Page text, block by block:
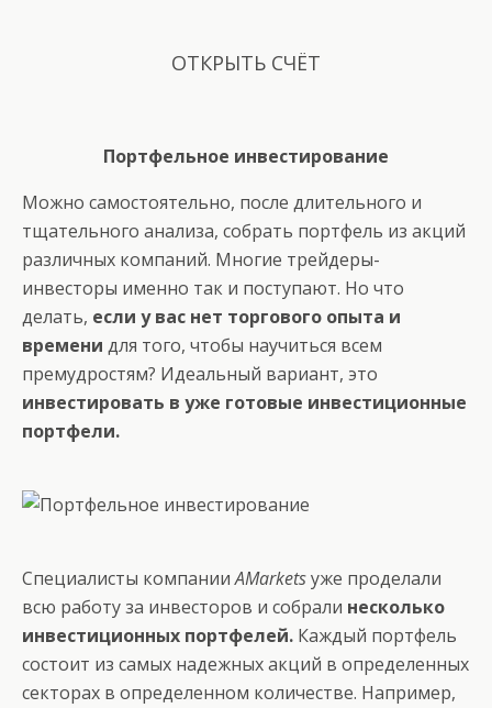
ОТКРЫТЬ СЧЁТ
Портфельное инвестирование
Можно самостоятельно, после длительного и
тщательного анализа, собрать портфель из акций
различных компаний. Многие трейдеры-
инвесторы именно так и поступают. Но что
делать, если у вас нет торгового опыта и
времени для того, чтобы научиться всем
премудростям? Идеальный вариант, это
инвестировать в уже готовые инвестиционные
портфели.
Специалисты компанииAMarketsуже проделали
всю работу за инвесторов и собрали несколько
инвестиционных портфелей. Каждый портфель
состоит из самых надежных акций в определенных
секторах в определенном количестве. Например,